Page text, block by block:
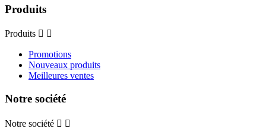
Produits
Produits  
Promotions
Nouveaux produits
Meilleures ventes
Notre société
Notre société  